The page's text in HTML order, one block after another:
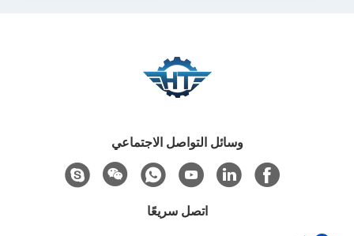
وسائل التواصل الاجتماعي
اتصل سريعًا